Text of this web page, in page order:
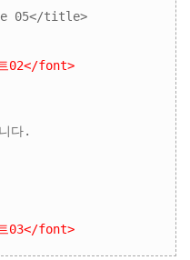
05</title>
02</font>
다.
03</font>